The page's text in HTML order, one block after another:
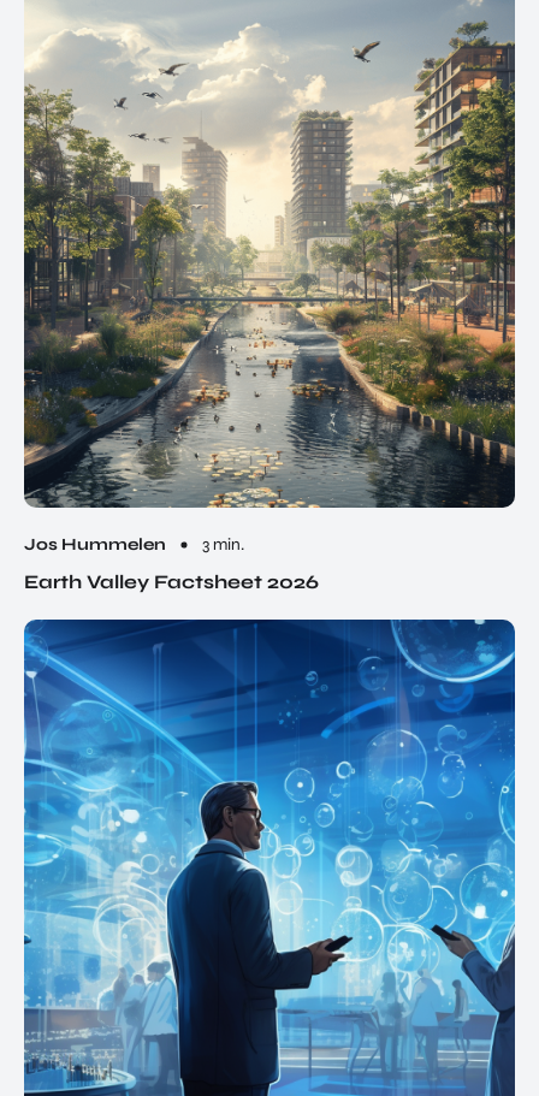
Jos Hummelen 3 min.
Earth Valley Factsheet 2026